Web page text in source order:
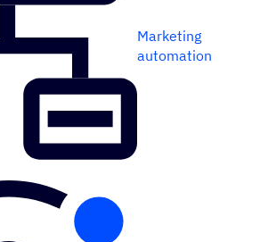
Marketing
automation